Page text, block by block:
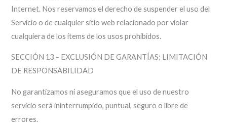
Internet. Nos reservamos el derecho de suspender el uso del
Servicio o de cualquier sitio web relacionado por violar
cualquiera de los ítems de los usos prohibidos.
SECCIÓN 13 – EXCLUSIÓN DE GARANTÍAS; LIMITACIÓN
DE RESPONSABILIDAD
No garantizamos ni aseguramos que el uso de nuestro
servicio será ininterrumpido, puntual, seguro o libre de
errores.